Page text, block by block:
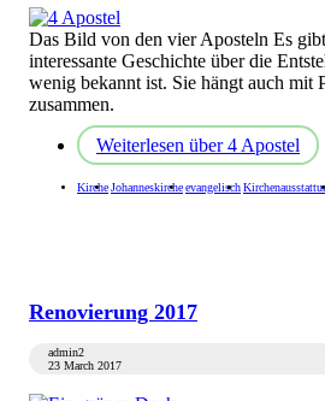
Das Bild von den vier Aposteln Es
interessante Geschichte über die
wenig bekannt ist. Sie hängt auch mit
zusammen.
Weiterlesen über 4 Apostel
KircheJohanneskircheevangelisch
Renovierung 2017
admin2
23 March 2017